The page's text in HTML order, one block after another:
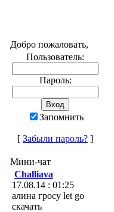
Добро пожаловать,
Пользователь:
Пароль:
Запомнить
[ Забыли пароль? ]
Мини-чат
Challiava
17.08.14 : 01:25
алина гросу let go
скачать